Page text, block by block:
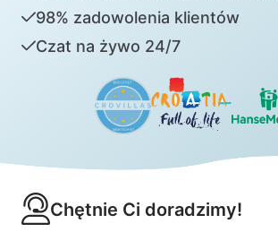
98% zadowolenia klientów
Czat na żywo 24/7
Chętnie Ci doradzimy!